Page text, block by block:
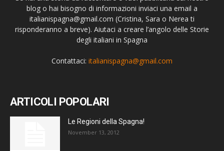
blog o hai bisogno di informazioni inviaci una email a
italianispagna@gmail.com (Cristina, Sara o Nerea ti
risponderanno a breve). Aiutaci a creare l’angolo delle Storie
degli italiani in Spagna
Contattaci: italianispagna@gmail.com
ARTICOLI POPOLARI
Le Regioni della Spagna!
November 13, 2012